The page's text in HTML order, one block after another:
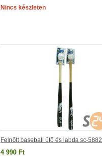
Nincs készleten
Felnőtt baseball ütő és labda sc-5882
4 990 Ft